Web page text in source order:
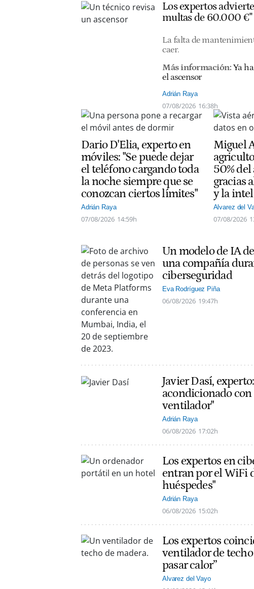
Los expertos
multas de 60.000 €"
La falta de
caer.
Más información: Ya
el ascensor
Adrián Raya
07/08/2026 16:38h
Dario D'Elia, experto en
móviles: "Se puede dejar
el teléfono cargando toda
la noche siempre que se
conozcan ciertos límites"
Adrián Raya
07/08/2026 14:59h
Miguel
50% del
gracias
y la
Alvarez del
07/08/2026
Un modelo de IA
una compañía
ciberseguridad
Eva Rodríguez Piña
06/08/2026 19:47h
Javier Dasí,
acondicionado con
ventilador"
Adrián Raya
06/08/2026 17:02h
Los expertos en
entran por el WiFi
huéspedes"
Adrián Raya
06/08/2026 15:02h
Los expertos
ventilador de
pasar calor”
Alvarez del Vayo